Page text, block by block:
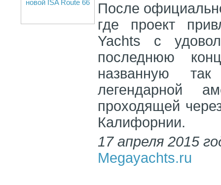
После
где проект
Yachts с
последнюю
названную
легендарной
проходящей
Калифорнии.
17 апреля 2015
Megayachts.ru